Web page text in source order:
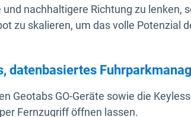
nachhaltigere Richtung zu lenken,
zu skalieren, um das volle Potenzial
datenbasiertes
Geotabs GO-Geräte sowie die
Fernzugriff öffnen lassen.